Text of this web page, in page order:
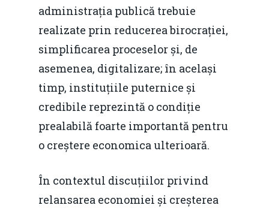
administrația publică trebuie
realizate prin reducerea birocrației,
simplificarea proceselor și, de
asemenea, digitalizare; în același
timp, instituțiile puternice și
credibile reprezintă o condiție
prealabilă foarte importantă pentru
o creștere economica ulterioară.
În contextul discuțiilor privind
relansarea economiei și creșterea